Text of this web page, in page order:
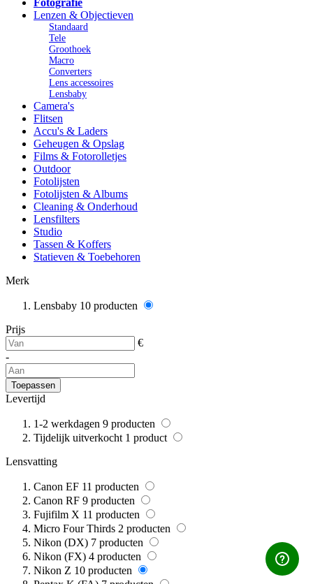
Fotografie
Camera's
Lenzen & Objectieven
Standaard
Tele
Groothoek
Macro
Converters
Lens accessoires
Lensbaby
Flitsen
Accu's & Laders
Geheugen & Opslag
Films & Fotorolletjes
Outdoor
Fotolijsten
Fotolijsten & Albums
Cleaning & Onderhoud
Lensfilters
Studio
Tassen & Koffers
Statieven & Toebehoren
Merk
Lensbaby 10 producten
Prijs
€
-
Toepassen
Levertijd
1-2 werkdagen 9 producten
Tijdelijk uitverkocht 1 product
Lensvatting
Canon EF 11 producten
Canon RF 9 producten
Fujifilm X 11 producten
Micro Four Thirds 2 producten
Nikon (DX) 7 producten
Nikon (FX) 4 producten
Nikon Z 10 producten